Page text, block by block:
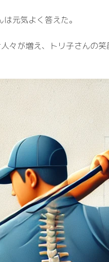
元気よく答えた。
々が増え、トリ子さん